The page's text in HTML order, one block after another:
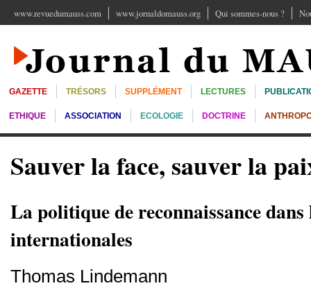
www.revuedumauss.com www.jornaldomauss.org Qui sommes-nous ?
GAZETTE TRÉSORS SUPPLÉMENT LECTURES
ETHIQUE ASSOCIATION ECOLOGIE DOCTRINE
Sauver la face, sauver la
La politique de reconnaissance dans
internationales
Thomas Lindemann